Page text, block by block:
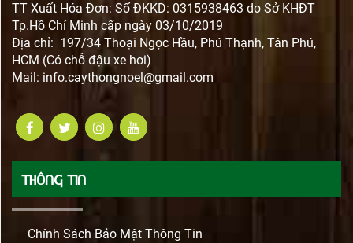
TT Xuất Hóa Đơn: Số ĐKKD: 0315938463 do Sở KHĐT
Tp.Hồ Chí Minh cấp ngày 03/10/2019
Địa chỉ: 197/34 Thoại Ngọc Hầu, Phú Thạnh, Tân Phú,
HCM (Có chỗ đậu xe hơi)
Mail: info.caythongnoel@gmail.com
THÔNG TIN
Chính Sách Bảo Mật Thông Tin